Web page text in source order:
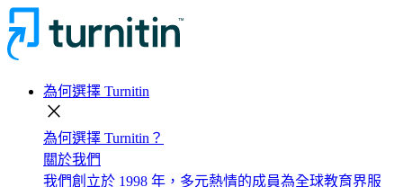
為何選擇 Turnitin
close
為何選擇 Turnitin？
關於我們
我們創立於 1998 年，多元熱情的成員為全球教育界服